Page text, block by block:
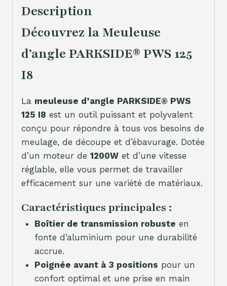
Description
Découvrez la Meuleuse
d’angle PARKSIDE® PWS 125
I8
La meuleuse d’angle PARKSIDE® PWS
125 I8 est un outil puissant et polyvalent
conçu pour répondre à tous vos besoins de
meulage, de découpe et d’ébavurage. Dotée
d’un moteur de 1200W et d’une vitesse
réglable, elle vous permet de travailler
efficacement sur une variété de matériaux.
Caractéristiques principales :
Boîtier de transmission robuste en
fonte d’aluminium pour une durabilité
accrue.
Poignée avant à 3 positions pour un
confort optimal et une prise en main